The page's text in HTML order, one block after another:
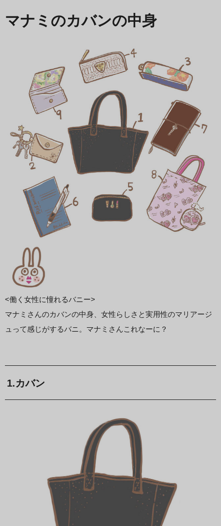
マナミのカバンの中身
<働く女性に憧れるバニー>
マナミさんのカバンの中身、女性らしさと実用性のマリアージ
ュって感じがするバニ。マナミさんこれなーに？
1.カバン